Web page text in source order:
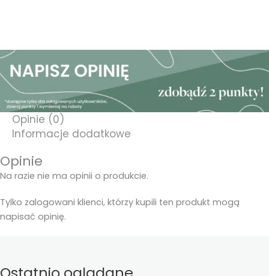
Opinie (0)
Informacje dodatkowe
Opinie
Na razie nie ma opinii o produkcie.
Tylko zalogowani klienci, którzy kupili ten produkt mogą
napisać opinię.